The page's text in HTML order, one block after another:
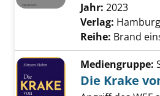
Jahr: 2023
Verlag:
Reihe: Brand
Mediengruppe:
Die Krake